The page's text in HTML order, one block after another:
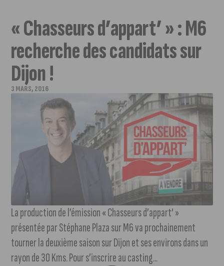
« Chasseurs d’appart’ » : M6
recherche des candidats sur
Dijon !
3 MARS, 2016
La production de l’émission « Chasseurs d’appart‘ »
présentée par Stéphane Plaza sur M6 va prochainement
tourner la deuxième saison sur Dijon et ses environs dans un
rayon de 30 Kms. Pour s’inscrire au casting...